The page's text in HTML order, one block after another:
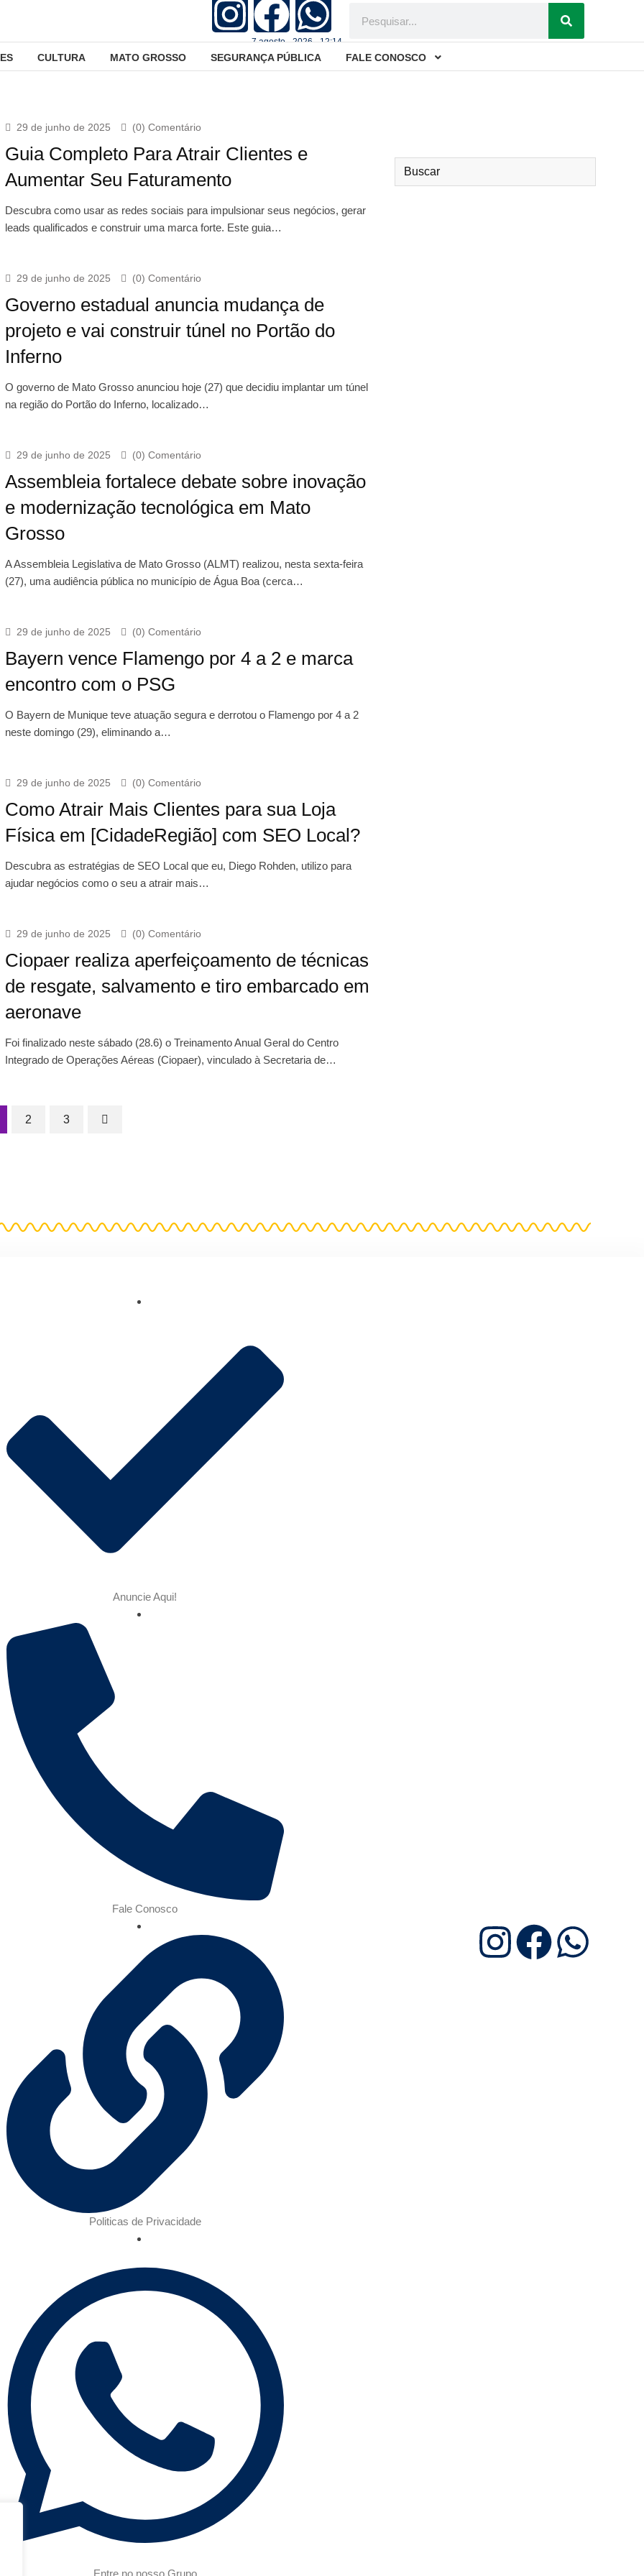
7.agosto - 2026 - 12:14
CULTURA MATO GROSSO SEGURANÇA PÚBLICA FALE CONOSCO
29 de junho de 2025 (0) Comentário
Guia Completo Para Atrair Clientes e
Aumentar Seu Faturamento
Descubra como usar as redes sociais para impulsionar seus negócios, gerar
leads qualificados e construir uma marca forte. Este guia…
29 de junho de 2025 (0) Comentário
Governo estadual anuncia mudança de
projeto e vai construir túnel no Portão do
Inferno
O governo de Mato Grosso anunciou hoje (27) que decidiu implantar um túnel
na região do Portão do Inferno, localizado…
29 de junho de 2025 (0) Comentário
Assembleia fortalece debate sobre inovação
e modernização tecnológica em Mato
Grosso
A Assembleia Legislativa de Mato Grosso (ALMT) realizou, nesta sexta-feira
(27), uma audiência pública no município de Água Boa (cerca…
29 de junho de 2025 (0) Comentário
Bayern vence Flamengo por 4 a 2 e marca
encontro com o PSG
O Bayern de Munique teve atuação segura e derrotou o Flamengo por 4 a 2
neste domingo (29), eliminando a…
29 de junho de 2025 (0) Comentário
Como Atrair Mais Clientes para sua Loja
Física em [CidadeRegião] com SEO Local?
Descubra as estratégias de SEO Local que eu, Diego Rohden, utilizo para
ajudar negócios como o seu a atrair mais…
29 de junho de 2025 (0) Comentário
Ciopaer realiza aperfeiçoamento de técnicas
de resgate, salvamento e tiro embarcado em
aeronave
Foi finalizado neste sábado (28.6) o Treinamento Anual Geral do Centro
Integrado de Operações Aéreas (Ciopaer), vinculado à Secretaria de…
2 3
Anuncie Aqui!
Fale Conosco
Politicas de Privacidade
Entre no nosso Grupo